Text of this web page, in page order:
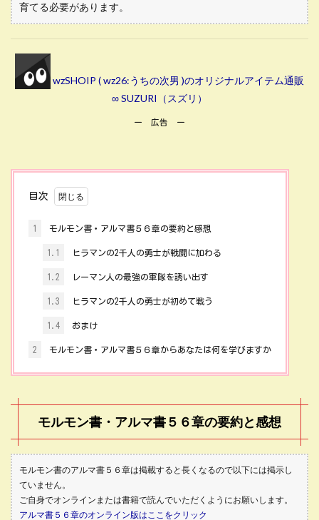
育てる必要があります。
wzSHOIP ( wz26:うちの次男 )のオリジナルアイテム通販
∞ SUZURI（スズリ）
ー 広告 ー
目次
1 モルモン書・アルマ書５６章の要約と感想
1.1 ヒラマンの2千人の勇士が戦闘に加わる
1.2 レーマン人の最強の軍隊を誘い出す
1.3 ヒラマンの2千人の勇士が初めて戦う
1.4 おまけ
2 モルモン書・アルマ書５６章からあなたは何を学びますか
モルモン書・アルマ書５６章の要約と感想
モルモン書のアルマ書５６章は掲載すると長くなるので以下には掲示し
ていません。
ご自身でオンラインまたは書籍で読んでいただくようにお願いします。
アルマ書５６章のオンライン版はここをクリック